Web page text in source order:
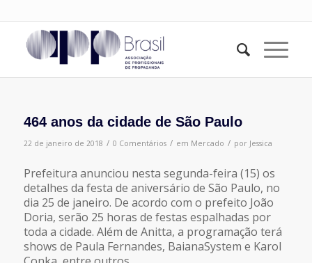
464 anos da cidade de São Paulo
22 de janeiro de 2018 / 0 Comentários / em Mercado / por Jessica
Prefeitura anunciou nesta segunda-feira (15) os
detalhes da festa de aniversário de São Paulo, no
dia 25 de janeiro. De acordo com o prefeito João
Doria, serão 25 horas de festas espalhadas por
toda a cidade. Além de Anitta, a programação terá
shows de Paula Fernandes, BaianaSystem e Karol